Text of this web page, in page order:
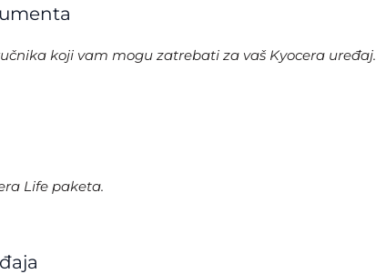
koji vam mogu zatrebati za vaš Kyocera uređaj.
Life paketa.